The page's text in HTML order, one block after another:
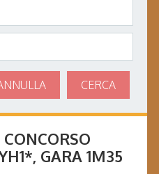
CERCA
, GARA 1M35